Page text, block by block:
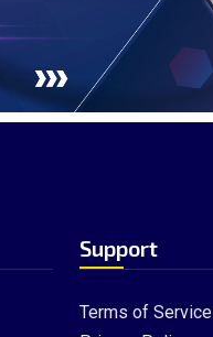
Support
Terms of Service